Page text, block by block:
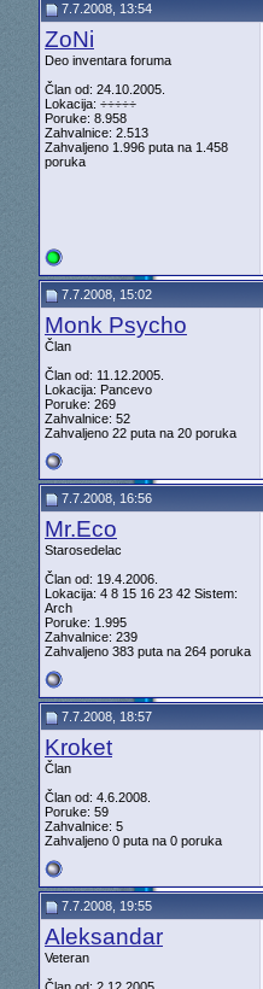
7.7.2008, 13:54
ZoNi
Deo inventara foruma
Član od: 24.10.2005.
Lokacija: ÷÷÷÷÷
Poruke: 8.958
Zahvalnice: 2.513
Zahvaljeno 1.996 puta na 1.458
poruka
7.7.2008, 15:02
Monk Psycho
Član
Član od: 11.12.2005.
Lokacija: Pancevo
Poruke: 269
Zahvalnice: 52
Zahvaljeno 22 puta na 20 poruka
7.7.2008, 16:56
Mr.Eco
Starosedelac
Član od: 19.4.2006.
Lokacija: 4 8 15 16 23 42 Sistem:
Arch
Poruke: 1.995
Zahvalnice: 239
Zahvaljeno 383 puta na 264 poruka
7.7.2008, 18:57
Kroket
Član
Član od: 4.6.2008.
Poruke: 59
Zahvalnice: 5
Zahvaljeno 0 puta na 0 poruka
7.7.2008, 19:55
Aleksandar
Veteran